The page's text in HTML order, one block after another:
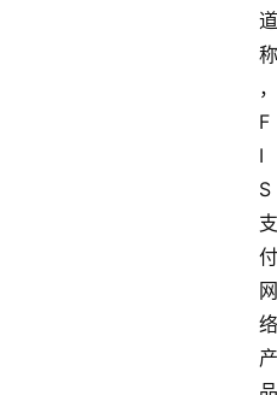
道
称
，
F
I
S
支
付
网
络
产